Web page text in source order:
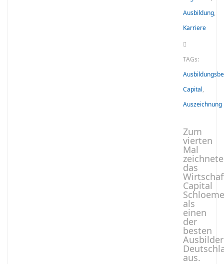
Ausbildung,
Karriere
TAGs:
Capital,
Auszeichnung
Zum
vierten
Mal
zeichnete
das
Capital
als
einen
der
besten
Ausbilder
aus.